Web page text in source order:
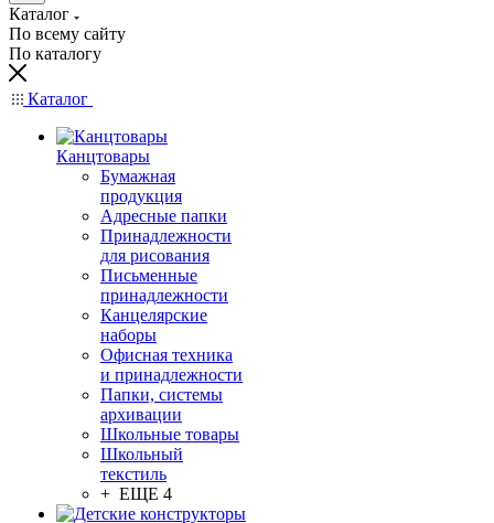
Каталог
По всему сайту
По каталогу
Каталог
Канцтовары
Бумажная
продукция
Адресные папки
Принадлежности
для рисования
Письменные
принадлежности
Канцелярские
наборы
Офисная техника
и принадлежности
Папки, системы
архивации
Школьные товары
Школьный
текстиль
+ ЕЩЕ 4